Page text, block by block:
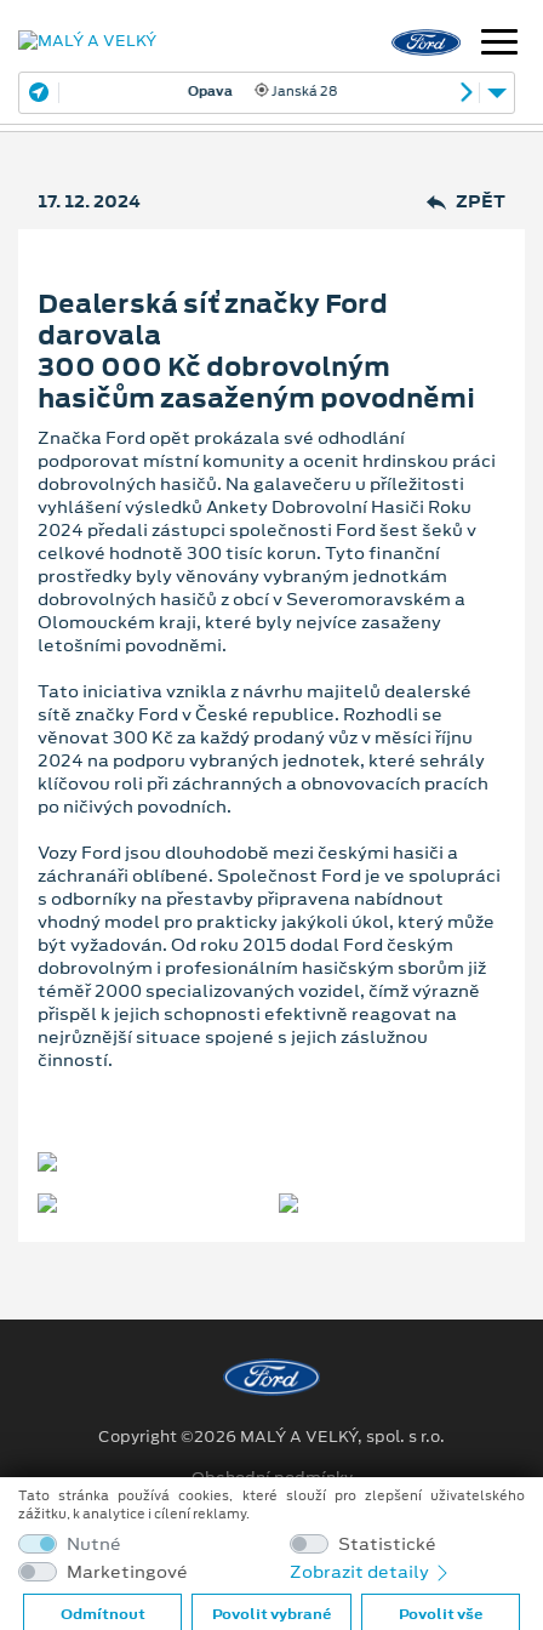
Janská 28
17. 12. 2024 ZPĚT
Dealerská síť značky Ford
darovala
300 000 Kč dobrovolným
hasičům zasaženým povodněmi
Značka Ford opět prokázala své odhodlání
podporovat místní komunity a ocenit hrdinskou práci
dobrovolných hasičů. Na galavečeru u příležitosti
vyhlášení výsledků Ankety Dobrovolní Hasiči Roku
2024 předali zástupci společnosti Ford šest šeků v
celkové hodnotě 300 tisíc korun. Tyto finanční
prostředky byly věnovány vybraným jednotkám
dobrovolných hasičů z obcí v Severomoravském a
Olomouckém kraji, které byly nejvíce zasaženy
letošními povodněmi.
Tato iniciativa vznikla z návrhu majitelů dealerské
sítě značky Ford v České republice. Rozhodli se
věnovat 300 Kč za každý prodaný vůz v měsíci říjnu
2024 na podporu vybraných jednotek, které sehrály
klíčovou roli při záchranných a obnovovacích pracích
po ničivých povodních.
Vozy Ford jsou dlouhodobě mezi českými hasiči a
záchranáři oblíbené. Společnost Ford je ve spolupráci
s odborníky na přestavby připravena nabídnout
vhodný model pro prakticky jakýkoli úkol, který může
být vyžadován. Od roku 2015 dodal Ford českým
dobrovolným i profesionálním hasičským sborům již
téměř 2000 specializovaných vozidel, čímž výrazně
přispěl k jejich schopnosti efektivně reagovat na
nejrůznější situace spojené s jejich záslužnou
činností.
Copyright ©2026 MALÝ A VELKÝ, spol. s r.o.
Obchodní podmínky
Ochrana osobních údajů
Prohlášení o zpracování údajů konečných zákazníků
Při tvorbě videí a obrázků na tomto webu je využíváno kombinace
Tato stránka používá cookies, které slouží pro zlepšení uživatelského
zážitku, k analytice i cílení reklamy.
Nutné
Statistické
Marketingové
Zobrazit detaily
Odmítnout Povolit vybrané Povolit vše